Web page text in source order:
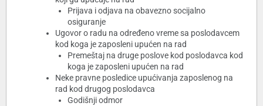
Prijava i odjava na obavezno socijalno
osiguranje
Ugovor o radu na određeno vreme sa poslodavcem
kod koga je zaposleni upućen na rad
Premeštaj na druge poslove kod poslodavca kod
koga je zaposleni upućen na rad
Neke pravne posledice upućivanja zaposlenog na
rad kod drugog poslodavca
Godišnji odmor